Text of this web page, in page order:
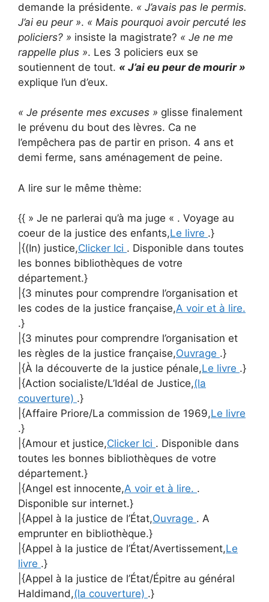
demande la présidente. « J’avais pas le permis.
J’ai eu peur ». « Mais pourquoi avoir percuté les
policiers? » insiste la magistrate? « Je ne me
rappelle plus ». Les 3 policiers eux se
soutiennent de tout. « J’ai eu peur de mourir »
explique l’un d’eux.
« Je présente mes excuses » glisse finalement
le prévenu du bout des lèvres. Ca ne
l’empêchera pas de partir en prison. 4 ans et
demi ferme, sans aménagement de peine.
A lire sur le même thème:
{{ » Je ne parlerai qu’à ma juge « . Voyage au
coeur de la justice des enfants,Le livre .}
|{(In) justice,Clicker Ici . Disponible dans toutes
les bonnes bibliothèques de votre
département.}
|{3 minutes pour comprendre l’organisation et
les codes de la justice française,A voir et à lire.
.}
|{3 minutes pour comprendre l’organisation et
les règles de la justice française,Ouvrage .}
|{À la découverte de la justice pénale,Le livre .}
|{Action socialiste/L’Idéal de Justice,(la
couverture) .}
|{Affaire Priore/La commission de 1969,Le livre
.}
|{Amour et justice,Clicker Ici . Disponible dans
toutes les bonnes bibliothèques de votre
département.}
|{Angel est innocente,A voir et à lire. .
Disponible sur internet.}
|{Appel à la justice de l’État,Ouvrage . A
emprunter en bibliothèque.}
|{Appel à la justice de l’État/Avertissement,Le
livre .}
|{Appel à la justice de l’État/Épitre au général
Haldimand,(la couverture) .}